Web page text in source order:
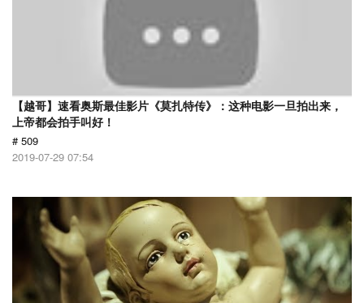
【越哥】速看奥斯最佳影片《莫扎特传》：这种电影一旦拍出来，
上帝都会拍手叫好！
# 509
2019-07-29 07:54